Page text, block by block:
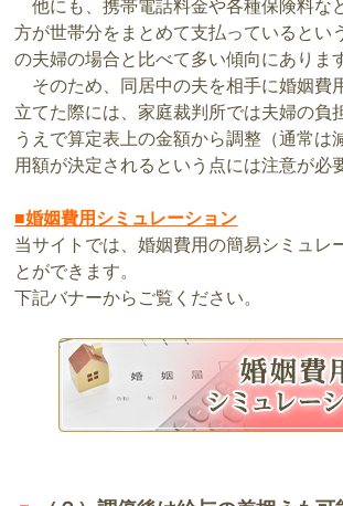
他にも、携帯電話料金や各種保険料な
方が世帯分をまとめて支払っているとい
の夫婦の場合と比べて多い傾向にありま
そのため、同居中の夫を相手に婚姻費
立てた際には、家庭裁判所では夫婦の負
うえで算定表上の金額から調整（通常は
用額が決定されるという点には注意が必
■婚姻費用シミュレーション
当サイトでは、婚姻費用の簡易シミュレ
とができます。
下記バナーからご覧ください。